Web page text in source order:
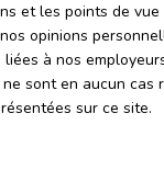
et les points de
opinions
liées à nos
sont en aucun cas
sur ce site.